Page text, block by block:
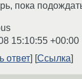
пока
15:10:55 +00:00
ответ
Ссылка